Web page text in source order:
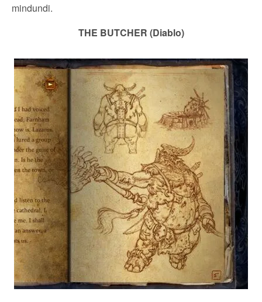
mindundi.
THE BUTCHER (Diablo)